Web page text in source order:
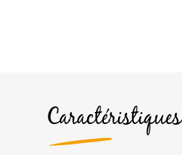
Caractéristiques